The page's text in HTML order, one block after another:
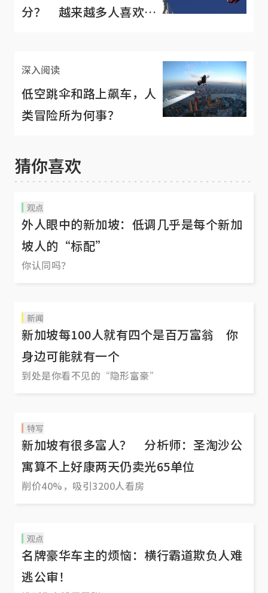
分？ 越来越多人喜欢出
深入阅读
低空跳伞和路上飙车，人
类冒险所为何事？
猜你喜欢
观点
外人眼中的新加坡：低调几乎是每个新加
坡人的“标配”
你认同吗？
新闻
新加坡每100人就有四个是百万富翁 你
身边可能就有一个
到处是你看不见的“隐形富豪”
特写
新加坡有很多富人？ 分析师：圣淘沙公
寓算不上好康两天仍卖光65单位
削价40%，吸引3200人看房
观点
名牌豪华车主的烦恼：横行霸道欺负人难
逃公审！